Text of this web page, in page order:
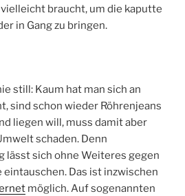
vielleicht braucht, um die kaputte
in Gang zu bringen.
still: Kaum hat man sich an
sind schon wieder Röhrenjeans
liegen will, muss damit aber
schaden. Denn
lässt sich ohne Weiteres gegen
Das ist inzwischen
möglich. Auf sogenannten